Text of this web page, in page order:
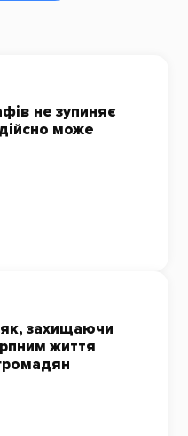
не зупиняє
може
захищаючи
життя